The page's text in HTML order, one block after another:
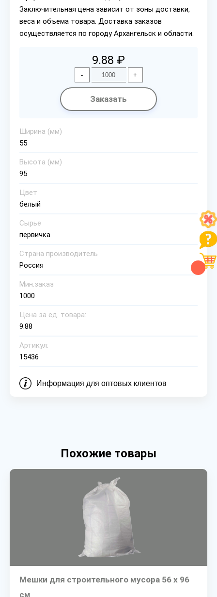
Заключительная цена зависит от зоны доставки,
веса и объема товара. Доставка заказов
осуществляется по городу Архангельск и области.
9.88 ₽
- +
Заказать
Ширина (мм)
55
Высота (мм)
95
Цвет
белый
Сырье
первичка
Страна производитель
Россия
Мин.заказ
1000
Цена за ед. товара:
9.88
Артикул:
15436
Информация для оптовых клиентов
Похожие товары
Мешки для строительного мусора 56 х 96
см